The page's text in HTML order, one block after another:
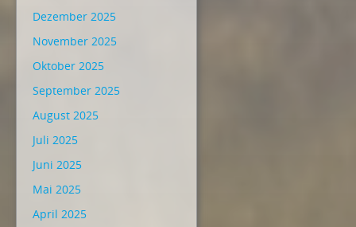
Dezember 2025
November 2025
Oktober 2025
September 2025
August 2025
Juli 2025
Juni 2025
Mai 2025
April 2025